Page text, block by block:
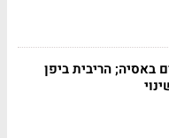
באסיה; הריבית ביפן